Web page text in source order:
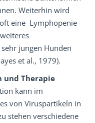
Weiterhin wird
eine Lymphopenie
jungen Hunden
et al., 1979).
und Therapie
kann im
von Viruspartikeln in
stehen verschiedene